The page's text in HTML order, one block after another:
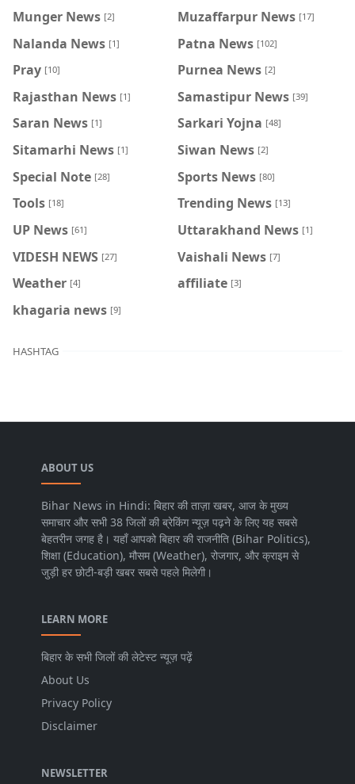
Munger News [2] Muzaffarpur News [17]
Nalanda News [1] Patna News [102]
Pray [10] Purnea News [2]
Rajasthan News [1] Samastipur News [39]
Saran News [1] Sarkari Yojna [48]
Sitamarhi News [1] Siwan News [2]
Special Note [28] Sports News [80]
Tools [18] Trending News [13]
UP News [61] Uttarakhand News [1]
VIDESH NEWS [27] Vaishali News [7]
Weather [4] affiliate [3]
khagaria news [9]
HASHTAG
ABOUT US
Bihar News in Hindi: बिहार की ताज़ा खबर, आज के मुख्य
समाचार और सभी 38 जिलों की ब्रेकिंग न्यूज़ पढ़ने के लिए यह सबसे
बेहतरीन जगह है। यहाँ आपको बिहार की राजनीति (Bihar Politics),
शिक्षा (Education), मौसम (Weather), रोजगार, और क्राइम से
जुड़ी हर छोटी-बड़ी खबर सबसे पहले मिलेगी।
LEARN MORE
बिहार के सभी जिलों की लेटेस्ट न्यूज़ पढ़ें
About Us
Privacy Policy
Disclaimer
NEWSLETTER